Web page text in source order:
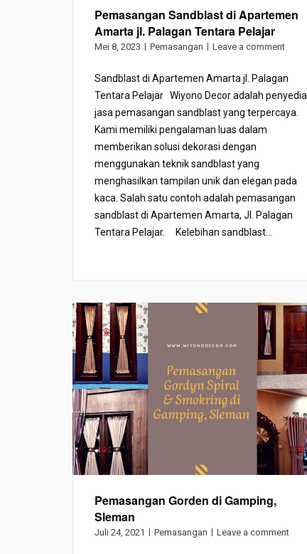
Pemasangan Sandblast di Apartemen
Amarta jl. Palagan Tentara Pelajar
Mei 8, 2023 Pemasangan Leave a comment
Sandblast di Apartemen Amarta jl. Palagan
Tentara Pelajar Wiyono Decor adalah penyedia
jasa pemasangan sandblast yang terpercaya.
Kami memiliki pengalaman luas dalam
memberikan solusi dekorasi dengan
menggunakan teknik sandblast yang
menghasilkan tampilan unik dan elegan pada
kaca. Salah satu contoh adalah pemasangan
sandblast di Apartemen Amarta, Jl. Palagan
Tentara Pelajar. Kelebihan sandblast...
Pemasangan Gorden di Gamping,
Sleman
Juli 24, 2021 Pemasangan Leave a comment